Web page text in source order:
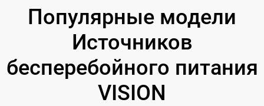
Популярные модели
Источников
бесперебойного питания
VISION